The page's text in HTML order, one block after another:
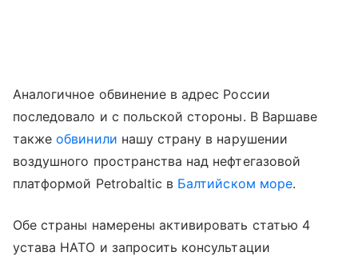
Аналогичное обвинение в адрес России
последовало и с польской стороны. В Варшаве
также обвинили нашу страну в нарушении
воздушного пространства над нефтегазовой
платформой Petrobaltic в Балтийском море.
Обе страны намерены активировать статью 4
устава НАТО и запросить консультации